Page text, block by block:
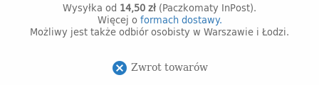
Wysyłka od 14,50 zł (Paczkomaty InPost).
Więcej o formach dostawy.
Możliwy jest także odbiór osobisty w Warszawie i Łodzi.
cancel Zwrot towarów